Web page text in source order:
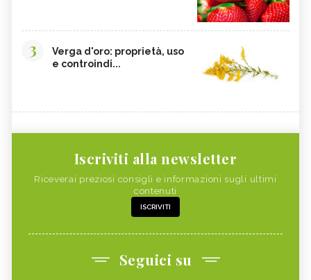
3
Verga d'oro: proprietà, uso
e controindi...
Iscriviti alla newsletter
Riceverai preziosi consigli e informazioni sugli ultimi
contenuti
ISCRIVITI
Seguici su